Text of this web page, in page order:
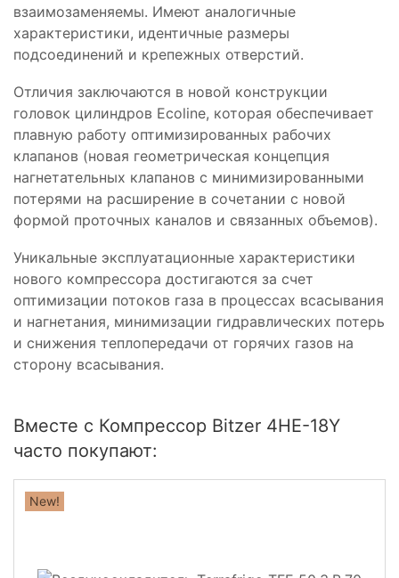
взаимозаменяемы. Имеют аналогичные
характеристики, идентичные размеры
подсоединений и крепежных отверстий.
Отличия заключаются в новой конструкции
головок цилиндров Ecoline, которая обеспечивает
плавную работу оптимизированных рабочих
клапанов (новая геометрическая концепция
нагнетательных клапанов с минимизированными
потерями на расширение в сочетании с новой
формой проточных каналов и связанных объемов).
Уникальные эксплуатационные характеристики
нового компрессора достигаются за счет
оптимизации потоков газа в процессах всасывания
и нагнетания, минимизации гидравлических потерь
и снижения теплопередачи от горячих газов на
сторону всасывания.
Вместе с Компрессор Bitzer 4HE-18Y
часто покупают:
New!